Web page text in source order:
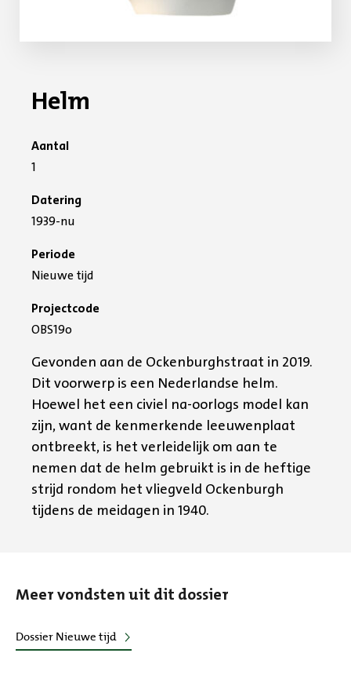
Helm
Aantal
1
Datering
1939-nu
Periode
Nieuwe tijd
Projectcode
OBS19o
Gevonden aan de Ockenburghstraat in 2019.
Dit voorwerp is een Nederlandse helm.
Hoewel het een civiel na-oorlogs model kan
zijn, want de kenmerkende leeuwenplaat
ontbreekt, is het verleidelijk om aan te
nemen dat de helm gebruikt is in de heftige
strijd rondom het vliegveld Ockenburgh
tijdens de meidagen in 1940.
Meer vondsten uit dit dossier
Dossier Nieuwe tijd